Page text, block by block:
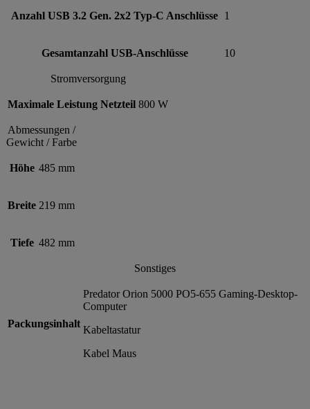
Anzahl USB 3.2 Gen. 2x2 Typ-C Anschlüsse 1
Gesamtanzahl USB-Anschlüsse 10
Stromversorgung
Maximale Leistung Netzteil 800 W
Abmessungen /
Gewicht / Farbe
Höhe 485 mm
Breite 219 mm
Tiefe 482 mm
Sonstiges
Packungsinhalt
Predator Orion 5000 PO5-655 Gaming-Desktop-
Computer
Kabeltastatur
Kabel Maus